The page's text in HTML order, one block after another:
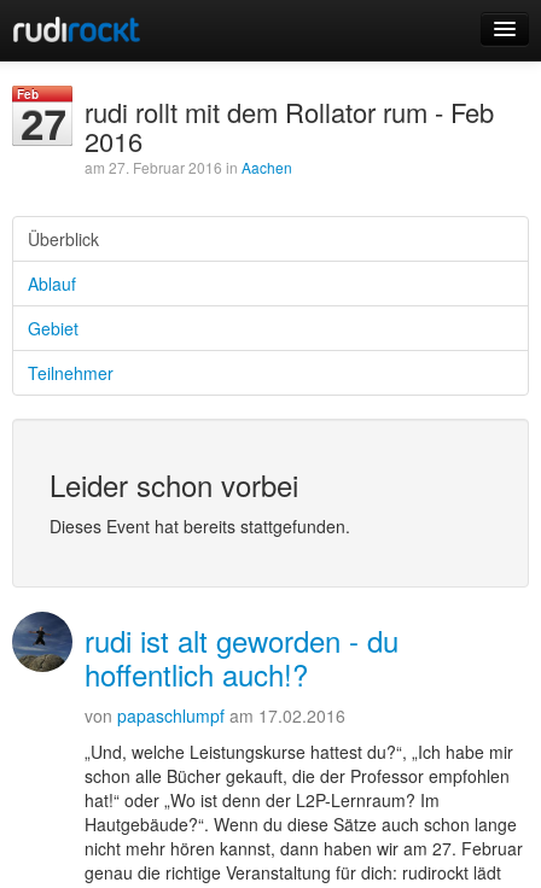
Events
Login
Registrieren
Feb
27 rudi rollt mit dem Rollator rum - Feb
2016
am 27. Februar 2016 in Aachen
Überblick
Ablauf
Gebiet
Teilnehmer
Leider schon vorbei
Dieses Event hat bereits stattgefunden.
rudi ist alt geworden - du
hoffentlich auch!?
von papaschlumpf am 17.02.2016
„Und, welche Leistungskurse hattest du?“, „Ich habe mir
schon alle Bücher gekauft, die der Professor empfohlen
hat!“ oder „Wo ist denn der L2P-Lernraum? Im
Hautgebäude?“. Wenn du diese Sätze auch schon lange
nicht mehr hören kannst, dann haben wir am 27. Februar
genau die richtige Veranstaltung für dich: rudirockt lädt